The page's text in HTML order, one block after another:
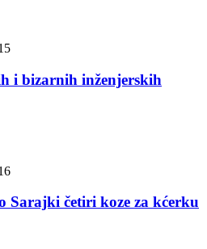
i bizarnih inženjerskih
Sarajki četiri koze za kćerku